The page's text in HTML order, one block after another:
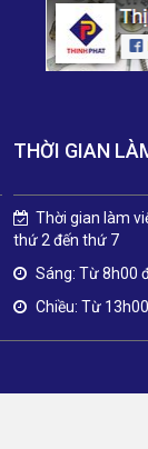
THỜI GIAN
Thời gian làm
thứ 2 đến thứ 7
Sáng: Từ 8h00
Chiều: Từ